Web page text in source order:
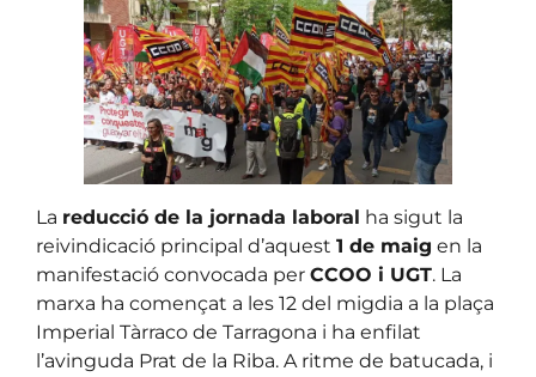
La reducció de la jornada laboral ha sigut la
reivindicació principal d’aquest 1 de maig en la
manifestació convocada per CCOO i UGT. La
marxa ha començat a les 12 del migdia a la plaça
Imperial Tàrraco de Tarragona i ha enfilat
l’avinguda Prat de la Riba. A ritme de batucada, i